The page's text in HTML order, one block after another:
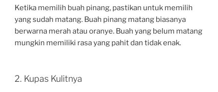
Ketika memilih buah pinang, pastikan untuk memilih
yang sudah matang. Buah pinang matang biasanya
berwarna merah atau oranye. Buah yang belum matang
mungkin memiliki rasa yang pahit dan tidak enak.
2. Kupas Kulitnya